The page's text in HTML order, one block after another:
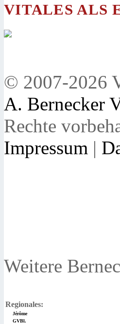
VITALES ALS
© 2007-2026
A. Bernecker
Rechte
Impressum |
Weitere
Regionales:
Jérôme
GVBl.